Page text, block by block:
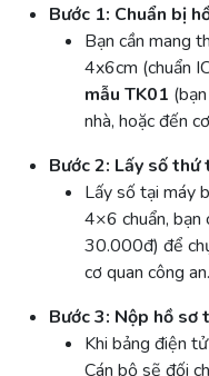
Bước 1: Chuẩn bị
Bạn cần mang
4x6cm (chuẩn
mẫu TK01
nhà, hoặc đến
Bước 2: Lấy số thứ
Lấy số tại máy
4×6 chuẩn,
30.000đ) để
cơ quan công an.
Bước 3: Nộp hồ sơ
Khi bảng điện
Cán bộ sẽ đối